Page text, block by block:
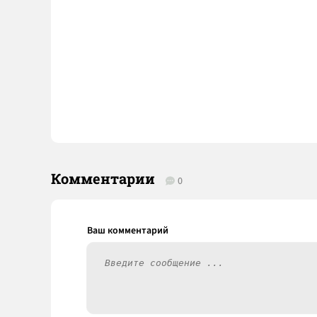
Комментарии 0